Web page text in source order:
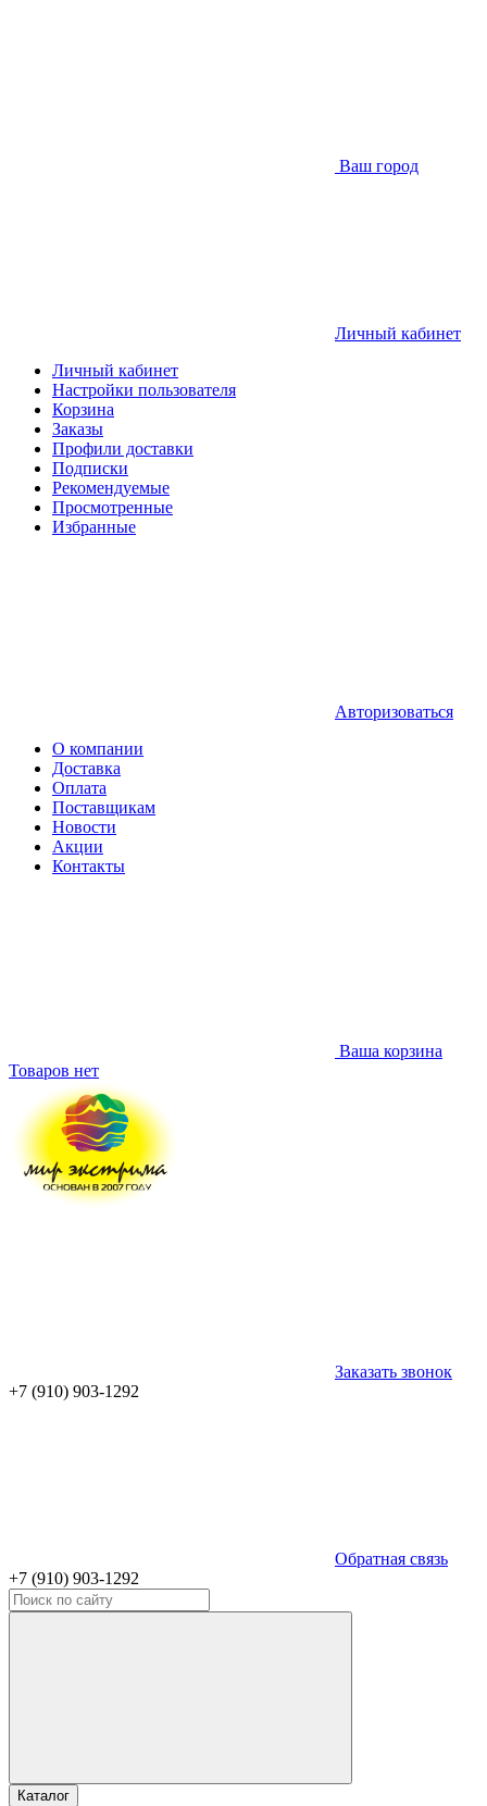
Ваш город
Личный кабинет
Личный кабинет
Настройки пользователя
Корзина
Заказы
Профили доставки
Подписки
Рекомендуемые
Просмотренные
Избранные
Авторизоваться
О компании
Доставка
Оплата
Поставщикам
Новости
Акции
Контакты
Ваша корзина
Товаров нет
Заказать звонок
+7 (910) 903-1292
Обратная связь
+7 (910) 903-1292
Каталог